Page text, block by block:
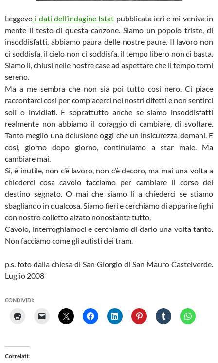
Leggevo i dati dell’indagine Istat pubblicata ieri e mi veniva in
mente il testo di questa canzone. Siamo un popolo triste, di
insoddisfatti, abbiamo paura delle nostre paure. Il lavoro non
ci soddisfa, il cielo non ci soddisfa, il tempo libero non ci basta.
Siamo li, chiusi nelle nostre case ad aspettare che il tempo torni
sereno.
Ma a me sembra che non sia poi tutto cosi nero. Ci piace
raccontarci cosi per compiacerci nei nostri difetti e non sentirci
soli o invidiati. E soprattutto anche se siamo insoddisfatti
realmente non abbiamo il coraggio di cambiare, di svoltare.
Tanto meglio una delusione oggi che un insicurezza domani. E
cosi, giorno dopo giorno, continuiamo a star male. Ma
cambiare mai.
Si, è inutile, non c’è lavoro, non c’è decoro, ma mai una volta a
chiederci cosa cavolo facciamo per cambiare il corso del
destino segnato. O mai che siamo li a chiederci se stiamo
sbagliando in qualcosa. Siamo fieri e cerchiamo di apparire fighi
con nostro colletto alzato nonostante tutto.
Cavolo, interroghiamoci e cerchiamo di darlo una volta tanto.
Non facciamo come gli autisti dei tram.
p.s. foto dalla chiesa di San Giorgio di San Mauro Castelverde.
Luglio 2008
CONDIVIDI:
Correlati